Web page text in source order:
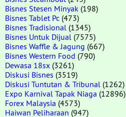
Bisnes Stesen Minyak (198)
Bisnes Tablet Pc (473)
Bisnes Tradisional (1345)
Bisnes Untuk Dijual (7575)
Bisnes Waffle & Jagung (667)
Bisnes Western Food (790)
Dewasa 18sx (3261)
Diskusi Bisnes (3519)
Diskusi Tuntutan & Tribunal (1262)
Expo Karnival Tapak Niaga (12896)
Forex Malaysia (4573)
Haiwan Peliharaan (947)